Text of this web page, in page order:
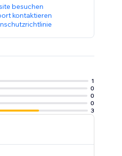
besuchen
kontaktieren
1
0
0
0
3